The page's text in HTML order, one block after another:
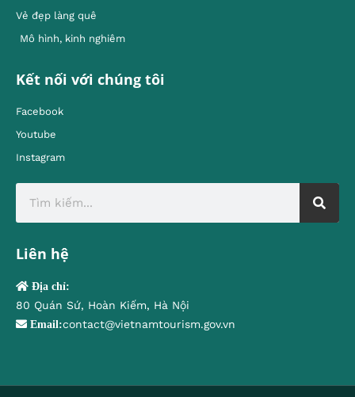
Vẻ đẹp làng quê
Mô hình, kinh nghiêm
Kết nối với chúng tôi
Facebook
Youtube
Instagram
Liên hệ
Địa chỉ:
80 Quán Sứ, Hoàn Kiếm, Hà Nội
Email:contact@vietnamtourism.gov.vn